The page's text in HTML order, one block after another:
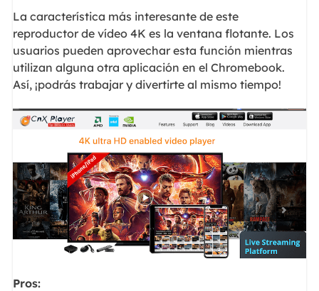
La característica más interesante de este
reproductor de vídeo 4K es la ventana flotante. Los
usuarios pueden aprovechar esta función mientras
utilizan alguna otra aplicación en el Chromebook.
Así, ¡podrás trabajar y divertirte al mismo tiempo!
Pros: